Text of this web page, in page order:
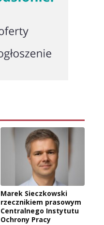
Marek Sieczkowski
rzecznikiem prasowym
Centralnego Instytutu
Ochrony Pracy